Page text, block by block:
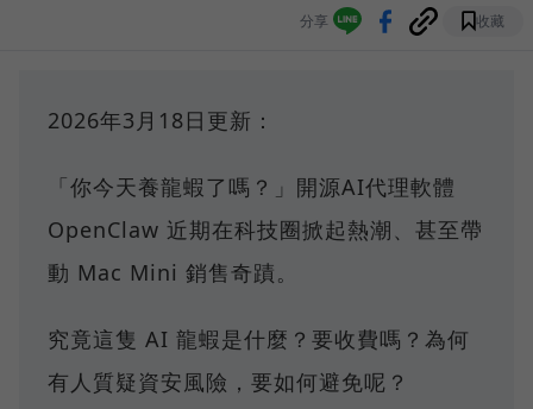
分享 收藏
2026年3月18日更新：
「你今天養龍蝦了嗎？」開源AI代理軟體
OpenClaw 近期在科技圈掀起熱潮、甚至帶
動 Mac Mini 銷售奇蹟。
究竟這隻 AI 龍蝦是什麼？要收費嗎？為何
有人質疑資安風險，要如何避免呢？